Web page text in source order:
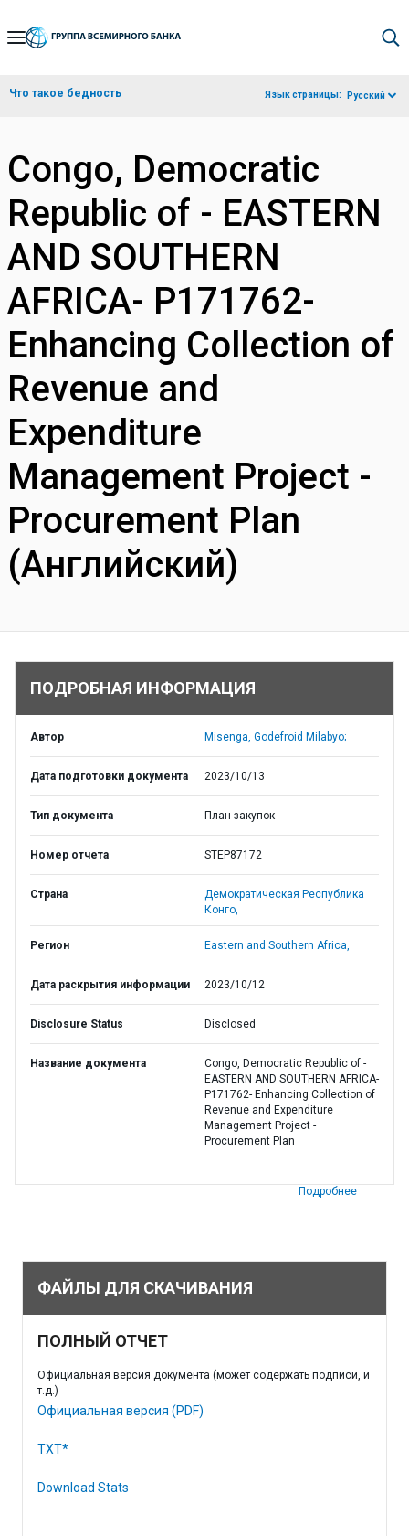
Skip
Navigation
Что такое бедность Язык страницы: Русский
Congo, Democratic
Republic of - EASTERN
AND SOUTHERN
AFRICA- P171762-
Enhancing Collection of
Revenue and
Expenditure
Management Project -
Procurement Plan
(Английский)
ПОДРОБНАЯ ИНФОРМАЦИЯ
Автор Misenga, Godefroid Milabyo;
Дата подготовки документа 2023/10/13
Тип документа План закупок
Номер отчета STEP87172
Страна
Демократическая Республика
Конго,
Регион Eastern and Southern Africa,
Дата раскрытия информации 2023/10/12
Disclosure Status Disclosed
Название документа
Congo, Democratic Republic of -
EASTERN AND SOUTHERN AFRICA-
P171762- Enhancing Collection of
Revenue and Expenditure
Management Project -
Procurement Plan
Подробнее
ФАЙЛЫ ДЛЯ СКАЧИВАНИЯ
ПОЛНЫЙ ОТЧЕТ
Официальная версия документа (может содержать подписи, и
т.д.)
Официальная версия (PDF)
TXT*
Download Stats